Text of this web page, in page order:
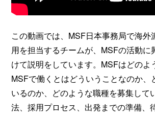
この動画では、MSF日本事務局で海外
用を担当するチームが、MSFの活動に
けて説明をしています。MSFはどのよ
MSFで働くとはどういうことなのか、
いるのか、どのような職種を募集して
法、採用プロセス、出発までの準備、